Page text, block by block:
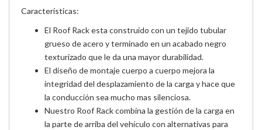
Características:
El Roof Rack esta construido con un tejido tubular
grueso de acero y terminado en un acabado negro
texturizado que le da una mayor durabilidad.
El diseño de montaje cuerpo a cuerpo mejora la
integridad del desplazamiento de la carga y hace que
la conducción sea mucho mas silenciosa.
Nuestro Roof Rack combina la gestión de la carga en
la parte de arriba del vehículo con alternativas para